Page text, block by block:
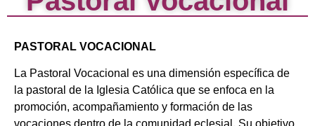
PASTORAL VOCACIONAL
La Pastoral Vocacional es una dimensión específica de
la pastoral de la Iglesia Católica que se enfoca en la
promoción, acompañamiento y formación de las